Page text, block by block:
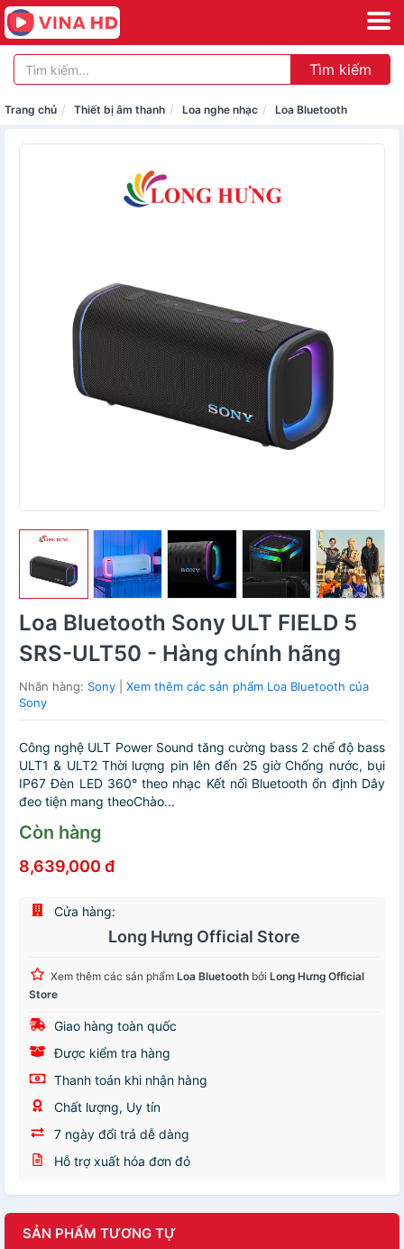
Tìm kiếm
Trang chủ Thiết bị âm thanh Loa nghe nhạc Loa Bluetooth
Loa Bluetooth Sony ULT FIELD 5
SRS-ULT50 - Hàng chính hãng
Nhãn hàng: Sony
Xem thêm các sản phẩm Loa Bluetooth của
Sony
Công nghệ ULT Power Sound tăng cường bass 2 chế độ bass
ULT1 & ULT2 Thời lượng pin lên đến 25 giờ Chống nước, bụi
IP67 Đèn LED 360° theo nhạc Kết nối Bluetooth ổn định Dây
đeo tiện mang theoChào...
Còn hàng
8,639,000 đ
Cửa hàng:
Long Hưng Official Store
Xem thêm các sản phẩm Loa Bluetooth bởi Long Hưng Official
Store
Giao hàng toàn quốc
Được kiểm tra hàng
Thanh toán khi nhận hàng
Chất lượng, Uy tín
7 ngày đổi trả dễ dàng
Hỗ trợ xuất hóa đơn đỏ
SẢN PHẨM TƯƠNG TỰ